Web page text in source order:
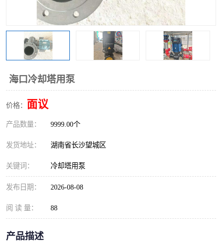
海口冷却塔用泵
价格： 面议
产品数量： 9999.00个
发货地址： 湖南省长沙望城区
关键词： 冷却塔用泵
发布日期： 2026-08-08
阅 读 量： 88
产品描述